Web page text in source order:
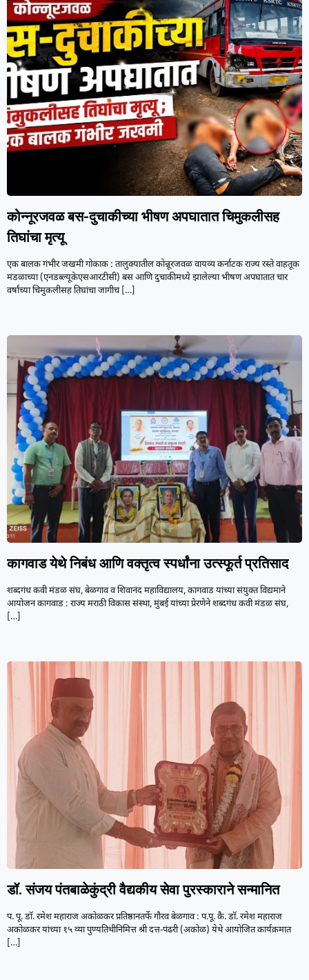
कोन्नूरजवळ बस-दुचाकीच्या भीषण अपघातात चिमुकलीसह
तिघांचा मृत्यू
एक बालक गंभीर जखमी गोकाक : तालुक्यातील कोन्नूरजवळ वायव्य कर्नाटक राज्य रस्ते वाहतूक
मंडळाच्या (एनडब्ल्यूकेएसआरटीसी) बस आणि दुचाकीमध्ये झालेल्या भीषण अपघातात चार
वर्षांच्या चिमुकलीसह तिघांचा जागीच[…]
कागवाड येथे निबंध आणि वक्तृत्व स्पर्धांना उत्स्फूर्त प्रतिसाद
शब्दगंध कवी मंडळ संघ, बेळगाव व शिवानंद महाविद्यालय, कागवाड यांच्या संयुक्त विद्यमाने
आयोजन कागवाड : राज्य मराठी विकास संस्था, मुंबई यांच्या प्रेरणेने शब्दगंध कवी मंडळ संघ,
[…]
डॉ. संजय पंतबाळेकुंद्री वैद्यकीय सेवा पुरस्काराने सन्मानित
प. पू. डॉ. रमेश महाराज अकोळकर प्रतिष्ठानतर्फे गौरव बेळगाव : प.पू. कै. डॉ. रमेश महाराज
अकोळकर यांच्या १५ व्या पुण्यतिथीनिमित्त श्री दत्त-पंढरी (अकोळ) येथे आयोजित कार्यक्रमात
[…]